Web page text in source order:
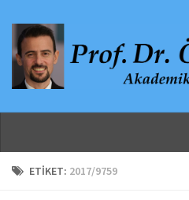
Ana Sayfa
ETIKET: 2017/9759